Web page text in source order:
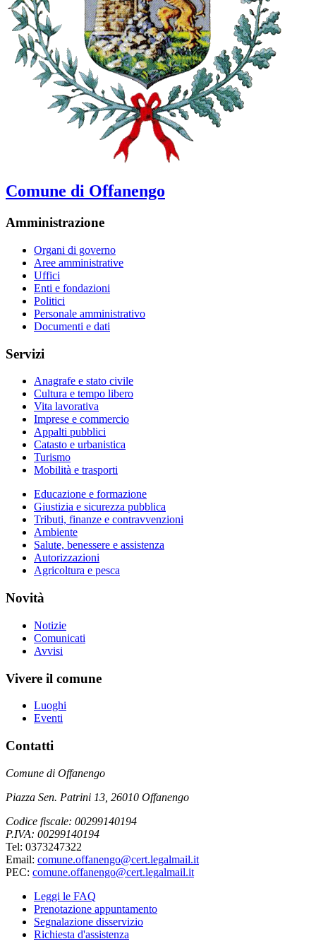
Comune di Offanengo
Amministrazione
Organi di governo
Aree amministrative
Uffici
Enti e fondazioni
Politici
Personale amministrativo
Documenti e dati
Servizi
Anagrafe e stato civile
Cultura e tempo libero
Vita lavorativa
Imprese e commercio
Appalti pubblici
Catasto e urbanistica
Turismo
Mobilità e trasporti
Educazione e formazione
Giustizia e sicurezza pubblica
Tributi, finanze e contravvenzioni
Ambiente
Salute, benessere e assistenza
Autorizzazioni
Agricoltura e pesca
Novità
Notizie
Comunicati
Avvisi
Vivere il comune
Luoghi
Eventi
Contatti
Comune di Offanengo
Piazza Sen. Patrini 13, 26010 Offanengo
Codice fiscale: 00299140194
P.IVA: 00299140194
Tel: 0373247322
Email: comune.offanengo@cert.legalmail.it
PEC: comune.offanengo@cert.legalmail.it
Leggi le FAQ
Prenotazione appuntamento
Segnalazione disservizio
Richiesta d'assistenza